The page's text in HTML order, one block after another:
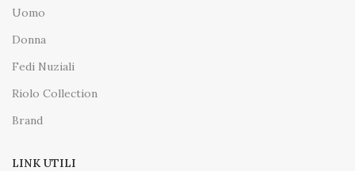
Uomo
Donna
Fedi Nuziali
Riolo Collection
Brand
LINK UTILI